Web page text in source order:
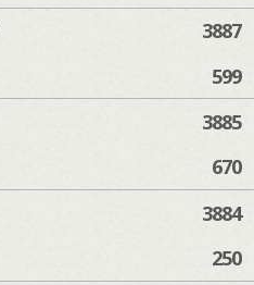
3887
599
3885
670
3884
250